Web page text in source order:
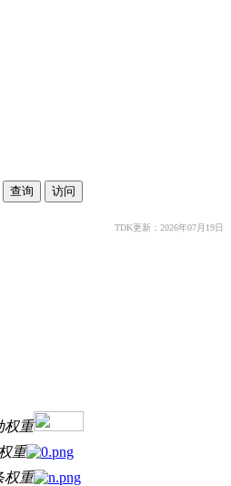
TDK更新：2026年07月19日
权重
重
权重